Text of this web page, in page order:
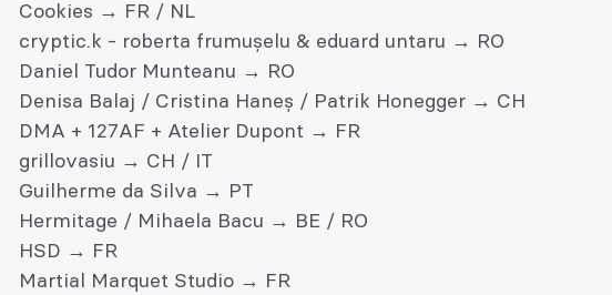
Cookies → FR / NL
cryptic.k - roberta frumușelu & eduard untaru → RO
Daniel Tudor Munteanu → RO
Denisa Balaj / Cristina Haneș / Patrik Honegger → CH
DMA + 127AF + Atelier Dupont → FR
grillovasiu → CH / IT
Guilherme da Silva → PT
Hermitage / Mihaela Bacu → BE / RO
HSD → FR
Martial Marquet Studio → FR